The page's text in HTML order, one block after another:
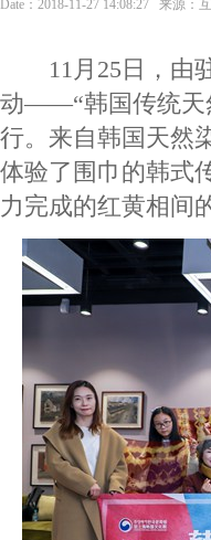
Date：2018-11-27 14:08:27 来源：
11月25日，由驻
动——“韩国传统天
行。来自韩国天然
体验了围巾的韩式
力完成的红黄相间